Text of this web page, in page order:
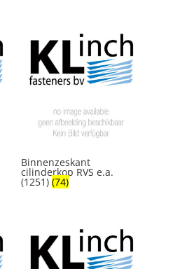
Binnenzeskant
cilinderkop RVS e.a.
(1251)(74)